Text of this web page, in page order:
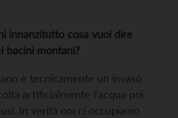
innanzitutto cosa vuol dire
bacini montani?
è tecnicamente un invaso
artificialmente l’acqua poi
In verità noi ci occupiamo